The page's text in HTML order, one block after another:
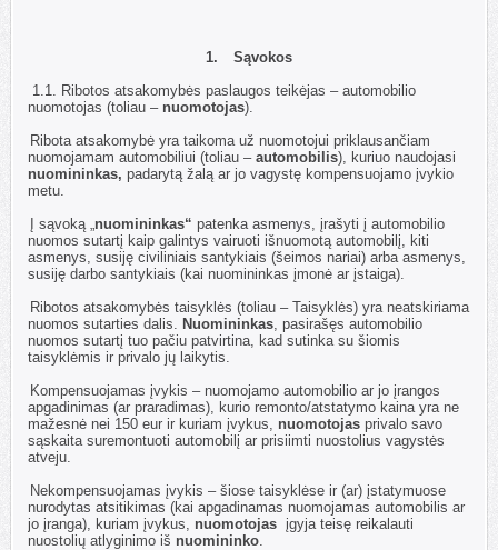
1.
Sąvokos
1.1. Ribotos atsakomybės paslaugos teikėjas – automobilio
nuomotojas (toliau – nuomotojas).
Ribota atsakomybė yra taikoma už nuomotojui priklausančiam
nuomojamam automobiliui (toliau – automobilis), kuriuo naudojasi
nuomininkas, padarytą žalą ar jo vagystę kompensuojamo įvykio
metu.
Į sąvoką „nuomininkas“ patenka asmenys, įrašyti į automobilio
nuomos sutartį kaip galintys vairuoti išnuomotą automobilį, kiti
asmenys, susiję civiliniais santykiais (šeimos nariai) arba asmenys,
susiję darbo santykiais (kai nuomininkas įmonė ar įstaiga).
Ribotos atsakomybės taisyklės (toliau – Taisyklės) yra neatskiriama
nuomos sutarties dalis. Nuomininkas, pasirašęs automobilio
nuomos sutartį tuo pačiu patvirtina, kad sutinka su šiomis
taisyklėmis ir privalo jų laikytis.
Kompensuojamas įvykis – nuomojamo automobilio ar jo įrangos
apgadinimas (ar praradimas), kurio remonto/atstatymo kaina yra ne
mažesnė nei 150 eur ir kuriam įvykus, nuomotojas privalo savo
sąskaita suremontuoti automobilį ar prisiimti nuostolius vagystės
atveju.
Nekompensuojamas įvykis – šiose taisyklėse ir (ar) įstatymuose
nurodytas atsitikimas (kai apgadinamas nuomojamas automobilis ar
jo įranga), kuriam įvykus, nuomotojas įgyja teisę reikalauti
nuostolių atlyginimo iš nuomininko.